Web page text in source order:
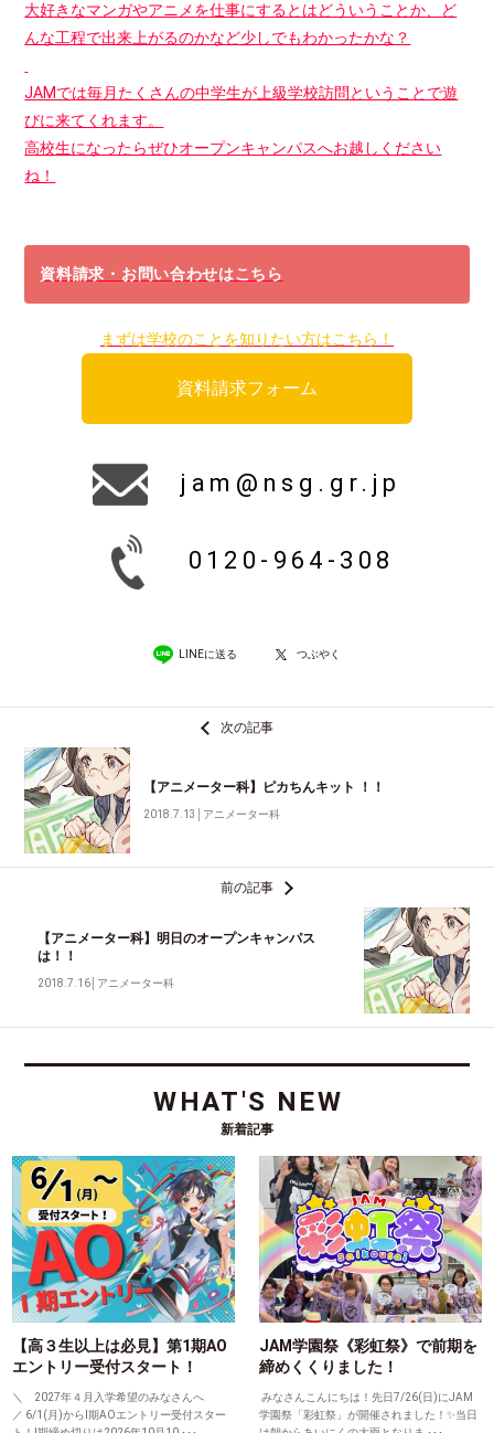
大好きなマンガやアニメを仕事にするとはどういうことか、ど
んな工程で出来上がるのかなど少しでもわかったかな？
JAMでは毎月たくさんの中学生が上級学校訪問ということで遊
びに来てくれます。
高校生になったらぜひオープンキャンパスへお越しください
ね！
資料請求・お問い合わせはこちら
まずは学校のことを知りたい方はこちら！
資料請求フォーム
jam@nsg.gr.jp
0120-964-308
LINEに送る つぶやく
次の記事
【アニメーター科】ピカちんキット ！！
2018.7.13 アニメーター科
前の記事
【アニメーター科】明日のオープンキャンパス
は！！
2018.7.16 アニメーター科
WHAT'S NEW
新着記事
【高３生以上は必見】第1期AO
エントリー受付スタート！
＼ 2027年４月入学希望のみなさんへ
／ 6/1(月)からⅠ期AOエントリー受付スター
JAM学園祭《彩虹祭》で前期を
締めくくりました！
みなさんこんにちは！先日7/26(日)にJAM
学園祭「彩虹祭」が開催されました！✨当日